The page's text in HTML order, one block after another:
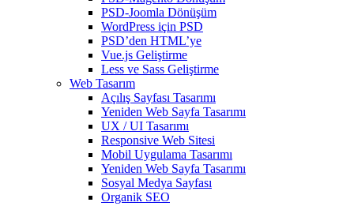
PSD-Joomla Dönüşüm
WordPress için PSD
PSD’den HTML’ye
Vue.js Geliştirme
Less ve Sass Geliştirme
Web Tasarım
Açılış Sayfası Tasarımı
Yeniden Web Sayfa Tasarımı
UX / UI Tasarımı
Responsive Web Sitesi
Mobil Uygulama Tasarımı
Yeniden Web Sayfa Tasarımı
Sosyal Medya Sayfası
Organik SEO